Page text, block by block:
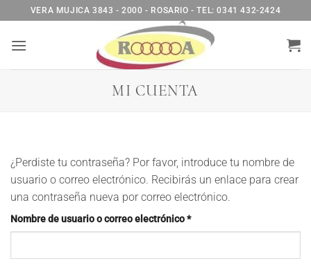
al
contenido
VERA MUJICA 3843 - 2000 - ROSARIO - TEL: 0341 432-2424
MI CUENTA
¿Perdiste tu contraseña? Por favor, introduce tu nombre de
usuario o correo electrónico. Recibirás un enlace para crear
una contraseña nueva por correo electrónico.
Nombre de usuario o correo electrónico*Obligatorio